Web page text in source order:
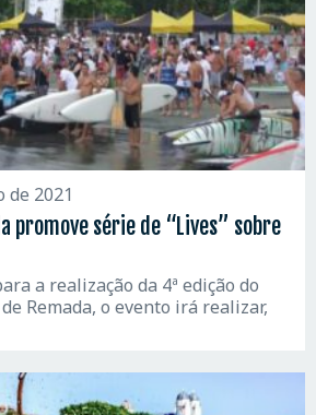
de 2021
promove série de “Lives” sobre
a realização da 4ª edição do
Remada, o evento irá realizar,